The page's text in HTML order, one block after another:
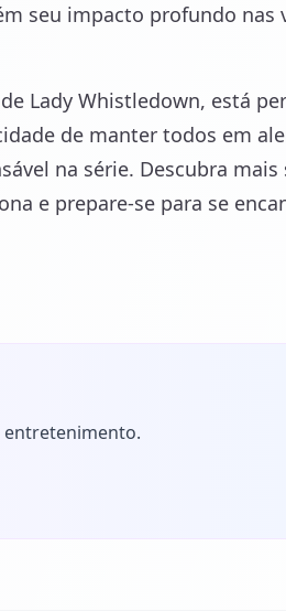
seu impacto profundo nas
Lady Whistledown, está
de manter todos em
na série. Descubra
e prepare-se para se
entretenimento.